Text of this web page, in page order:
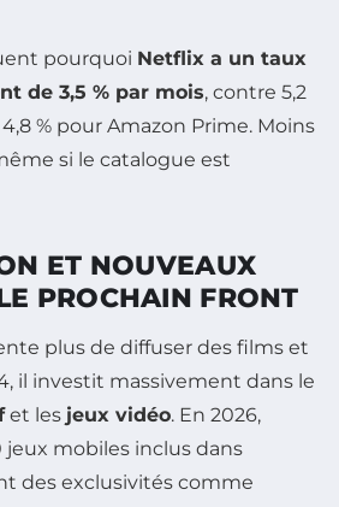
pourquoi Netflix a un taux
de 3,5 % par mois, contre 5,2
% pour Amazon Prime. Moins
si le catalogue est
ET NOUVEAUX
PROCHAIN FRONT
plus de diffuser des films et
il investit massivement dans le
et les jeux vidéo. En 2026,
mobiles inclus dans
des exclusivités comme